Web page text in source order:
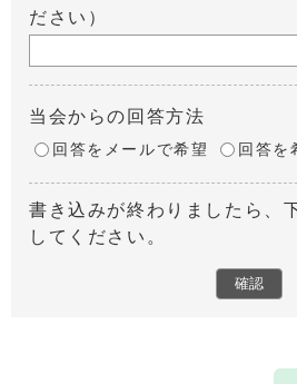
ださい）
当会からの回答方法
回答をメールで希望 回答を
書き込みが終わりましたら、
してください。